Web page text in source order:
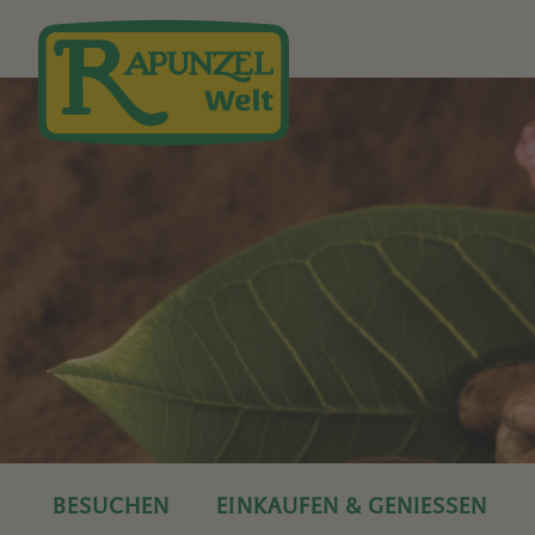
Direkt zum Inhalt
BESUCHEN EINKAUFEN & GENIESSEN